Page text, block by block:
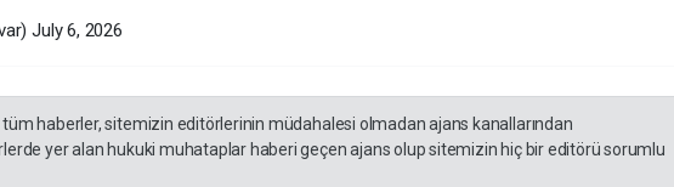
July 6, 2026
tüm haberler, sitemizin editörlerinin müdahalesi olmadan ajans kanallarından
yer alan hukuki muhataplar haberi geçen ajans olup sitemizin hiç bir editörü sorumlu